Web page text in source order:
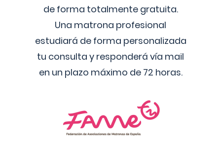
de forma totalmente gratuita.
Una matrona profesional
estudiará de forma personalizada
tu consulta y responderá vía mail
en un plazo máximo de 72 horas.